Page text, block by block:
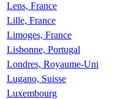
Lens, France
Lille, France
Limoges, France
Lisbonne, Portugal
Londres, Royaume-Uni
Lugano, Suisse
Luxembourg